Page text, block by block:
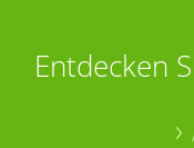
Entdecken